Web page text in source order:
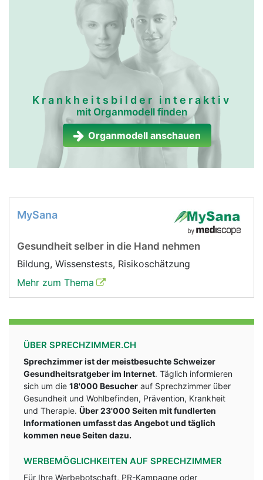
Krankheitsbilder interaktiv
mit Organmodell finden
Organmodell anschauen
MySana
Gesundheit selber in die Hand nehmen
Bildung, Wissenstests, Risikoschätzung
Mehr zum Thema
ÜBER SPRECHZIMMER.CH
Sprechzimmer ist der meistbesuchte Schweizer
Gesundheitsratgeber im Internet. Täglich informieren
sich um die 18'000 Besucher auf Sprechzimmer über
Gesundheit und Wohlbefinden, Prävention, Krankheit
und Therapie. Über 23'000 Seiten mit fundlerten
Informationen umfasst das Angebot und täglich
kommen neue Seiten dazu.
WERBEMÖGLICHKEITEN AUF SPRECHZIMMER
Für Ihre Werbebotschaft, PR-Kampagne oder